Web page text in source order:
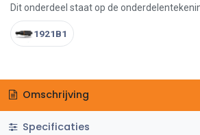
Dit onderdeel staat op de
1921B1
Omschrijving
Specificaties